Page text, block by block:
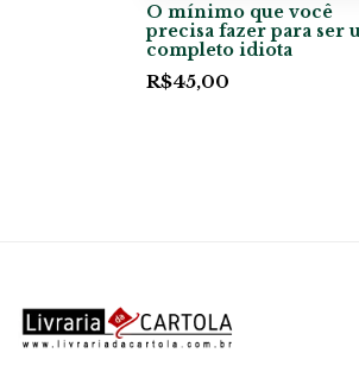
O mínimo que você
precisa fazer para ser
completo idiota
R$45,00